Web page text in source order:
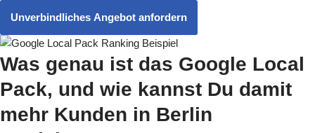
Unverbindliches Angebot anfordern
Was genau ist das Google Local
Pack, und wie kannst Du damit
mehr Kunden in Berlin